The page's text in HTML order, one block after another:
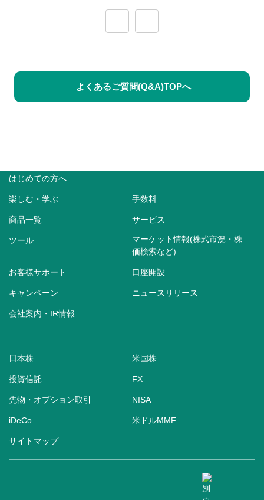
よくあるご質問(Q&A)TOPへ
はじめての方へ
楽しむ・学ぶ 手数料
商品一覧 サービス
ツール
マーケット情報(株式市況・株
価検索など)
お客様サポート 口座開設
キャンペーン ニュースリリース
会社案内・IR情報
日本株 米国株
投資信託 FX
先物・オプション取引 NISA
iDeCo 米ドルMMF
サイトマップ